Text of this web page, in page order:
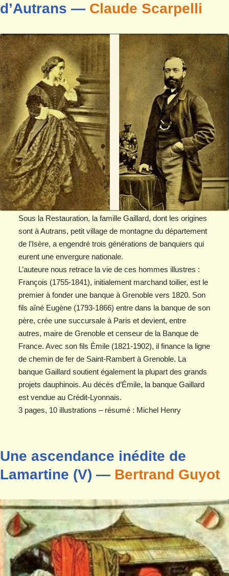
d’Autrans — Claude Scarpelli
Sous la Restauration, la famille Gaillard, dont les origines
sont à Autrans, petit village de montagne du département
de l’Isère, a engendré trois générations de banquiers qui
eurent une envergure nationale.
L’auteure nous retrace la vie de ces hommes illustres :
François (1755-1841), initialement marchand toilier, est le
premier à fonder une banque à Grenoble vers 1820. Son
fils aîné Eugène (1793-1866) entre dans la banque de son
père, crée une succursale à Paris et devient, entre
autres, maire de Grenoble et censeur de la Banque de
France. Avec son fils Émile (1821-1902), il finance la ligne
de chemin de fer de Saint-Rambert à Grenoble. La
banque Gaillard soutient également la plupart des grands
projets dauphinois. Au décès d’Émile, la banque Gaillard
est vendue au Crédit-Lyonnais.
3 pages, 10 illustrations – résumé : Michel Henry
Une ascendance inédite de
Lamartine (V) — Bertrand Guyot